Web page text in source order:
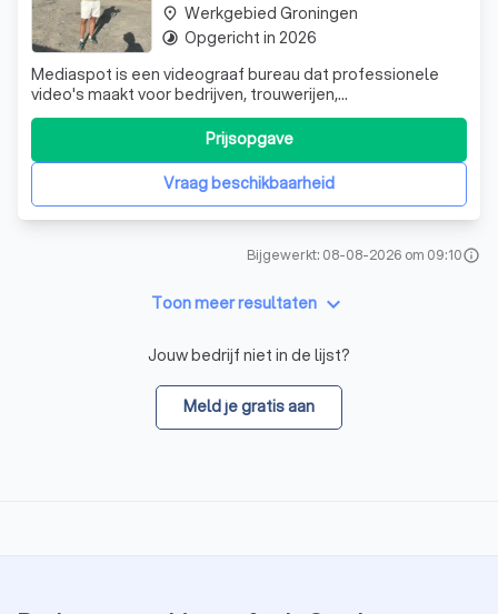
Mediaspot is een videograaf bureau dat professionele
video's maakt voor bedrijven, trouwerijen,
marketingevents en feesten. Samen bespreken we jouw
wensen en vertalen we jouw ideeën naar een unieke video
die perfect aansluit bij jouw doel. Met creativiteit, oog
voor detail en passie brengen we jouw
Vraag beschikbaarheid
Prijsopgave
place Werkgebied Groningen
timelapse Opgericht in 2026
Bijgewerkt: 08-08-2026 om 09:10info
Toon meer resultaten keyboard_arrow_down
Jouw bedrijf niet in de lijst?
Meld je gratis aan